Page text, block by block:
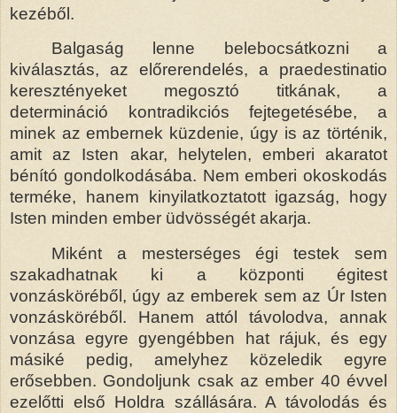
kezéből.
Balgaság lenne belebocsátkozni a
kiválasztás, az előrerendelés, a praedestinatio
keresztényeket megosztó titkának, a
determináció kontradikciós fejtegetésébe, a
minek az embernek küzdenie, úgy is az történik,
amit az Isten akar, helytelen, emberi akaratot
bénító gondolkodásába. Nem emberi okoskodás
terméke, hanem kinyilatkoztatott igazság, hogy
Isten minden ember üdvösségét akarja.
Miként a mesterséges égi testek sem
szakadhatnak ki a központi égitest
vonzásköréből, úgy az emberek sem az Úr Isten
vonzásköréből. Hanem attól távolodva, annak
vonzása egyre gyengébben hat rájuk, és egy
másiké pedig, amelyhez közeledik egyre
erősebben. Gondoljunk csak az ember 40 évvel
ezelőtti első Holdra szállására. A távolodás és